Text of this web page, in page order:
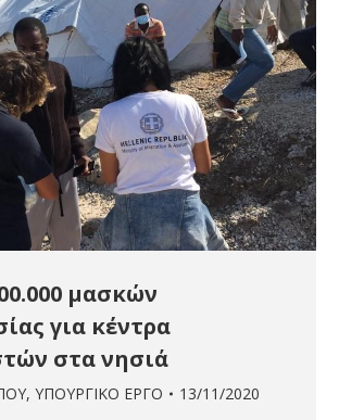
μασκών
για κέντρα
στα νησιά
, ΥΠΟΥΡΓΙΚΟ ΕΡΓΟ 13/11/2020